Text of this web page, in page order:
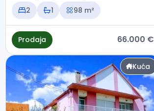
2
1 98 m²
Prodaja 66.000 €
Kuća